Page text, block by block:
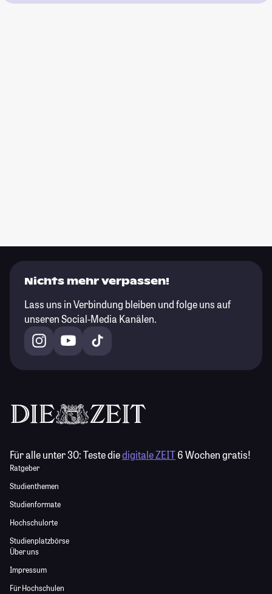
Nichts mehr verpassen!
Lass uns in Verbindung bleiben und folge uns auf
unseren Social-Media Kanälen.
Für alle unter 30:Teste diedigitale ZEIT6 Wochen gratis!
Ratgeber
Studienthemen
Studienformate
Hochschulorte
Studienplatzbörse
Über uns
Impressum
Für Hochschulen